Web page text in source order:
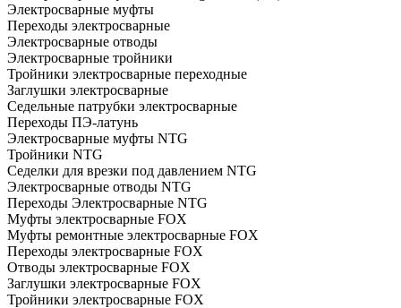
Электросварные муфты
Переходы электросварные
Электросварные отводы
Электросварные тройники
Тройники электросварные переходные
Заглушки электросварные
Седельные патрубки электросварные
Переходы ПЭ-латунь
Электросварные муфты NTG
Тройники NTG
Седелки для врезки под давлением NTG
Электросварные отводы NTG
Переходы Электросварные NTG
Муфты электросварные FOX
Муфты ремонтные электросварные FOX
Переходы электросварные FOX
Отводы электросварные FOX
Заглушки электросварные FOX
Тройники электросварные FOX